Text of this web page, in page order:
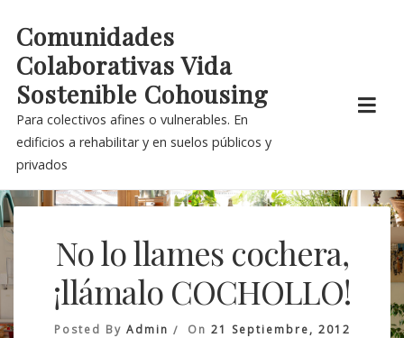
content
Comunidades
Colaborativas Vida
Sostenible Cohousing
Para colectivos afines o vulnerables. En
edificios a rehabilitar y en suelos públicos y
privados
No lo llames cochera,
¡llámalo COCHOLLO!
Posted By Admin On 21 Septiembre, 2012